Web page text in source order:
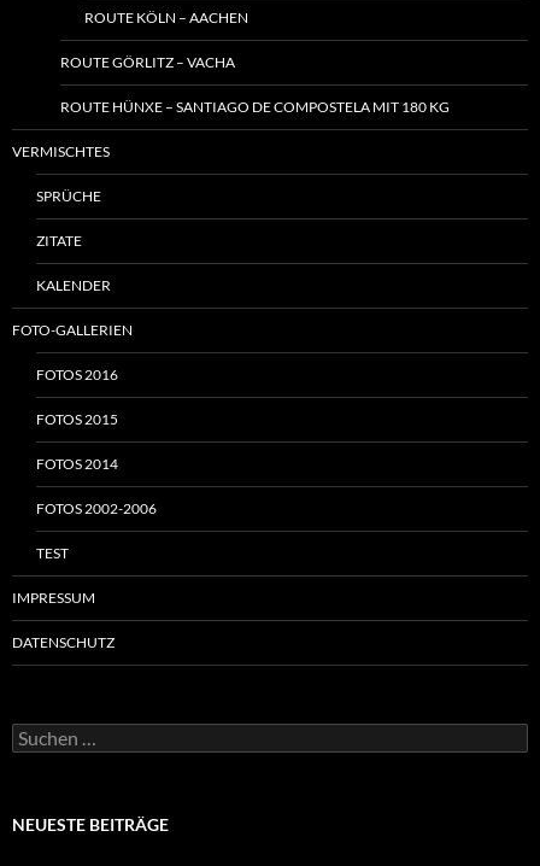
ROUTE KÖLN – AACHEN
ROUTE GÖRLITZ – VACHA
ROUTE HÜNXE – SANTIAGO DE COMPOSTELA MIT 180 KG
VERMISCHTES
SPRÜCHE
ZITATE
KALENDER
FOTO-GALLERIEN
FOTOS 2016
FOTOS 2015
FOTOS 2014
FOTOS 2002-2006
TEST
IMPRESSUM
DATENSCHUTZ
Suchen
nach:
NEUESTE BEITRÄGE